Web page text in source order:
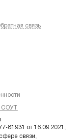
связь
СОУТ
81931 от 16.09.2021,
связи,